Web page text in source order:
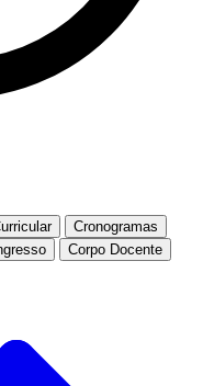
Cronogramas
Corpo Docente